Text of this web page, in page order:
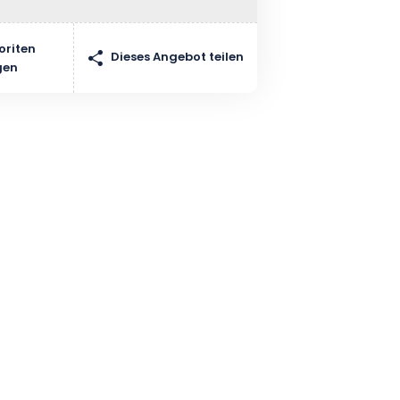
Dieses Angebot teilen